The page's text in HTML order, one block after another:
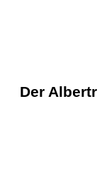
Der